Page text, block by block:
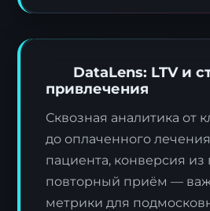
DataLens: LTV и
привлечения
Сквозная аналитика от
до оплаченного
пациента, конверсия из
повторный приём —
метрики для